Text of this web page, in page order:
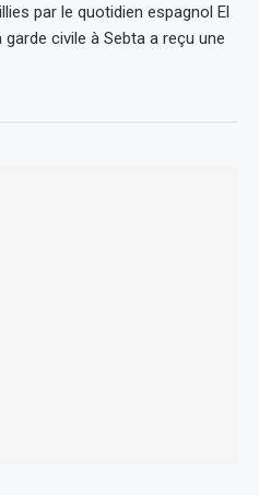
par le quotidien espagnol El
civile à Sebta a reçu une